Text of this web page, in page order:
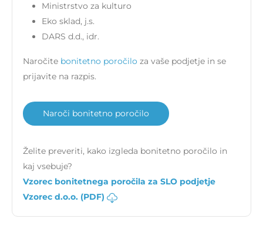
Ministrstvo za kulturo
Eko sklad, j.s.
DARS d.d., idr.
Naročite bonitetno poročilo za vaše podjetje in se
prijavite na razpis.
Naroči bonitetno poročilo
Želite preveriti, kako izgleda bonitetno poročilo in
kaj vsebuje?
Vzorec bonitetnega poročila za SLO podjetje
Vzorec d.o.o. (PDF)